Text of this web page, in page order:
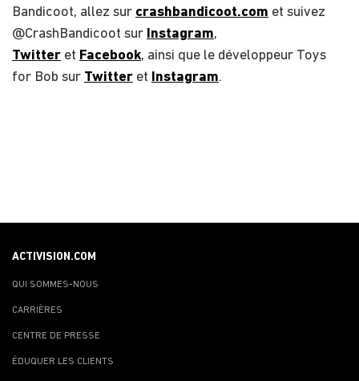
Bandicoot, allez sur crashbandicoot.com et suivez
@CrashBandicoot sur Instagram,
Twitter et Facebook, ainsi que le développeur Toys
for Bob sur Twitter et Instagram.
ACTIVISION.COM
QUI SOMMES-NOUS
CARRIÈRES
CENTRE DE PRESSE
ÉDUQUER LES CLIENTS